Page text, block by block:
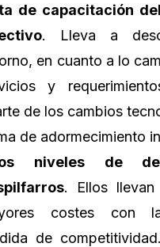
de capacitación
. Lleva a
en cuanto a lo
y
de los cambios
de adormecimiento
niveles de
. Ellos
costes con
de